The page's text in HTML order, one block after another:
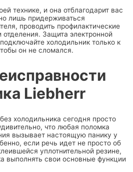
технике, и она отблагодарит вас
лишь придерживаться
проводить профилактические
Защита электронной
холодильник только к
он не сломался.
Liebherr
холодильника сегодня просто
что любая поломка
вызывает настоящую панику у
если речь идет не просто об
уплотнительной резине,
выполнять свои основные функции